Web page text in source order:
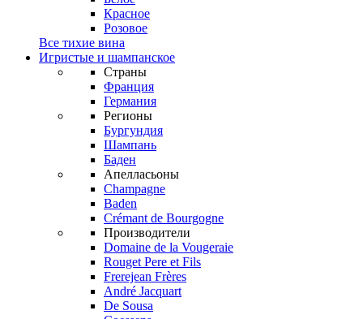
Красное
Розовое
Все тихие вина
Игристые и шампанское
Страны
Франция
Германия
Регионы
Бургундия
Шампань
Баден
Апелласьоны
Champagne
Baden
Crémant de Bourgogne
Производители
Domaine de la Vougeraie
Rouget Pere et Fils
Frerejean Frères
André Jacquart
De Sousa